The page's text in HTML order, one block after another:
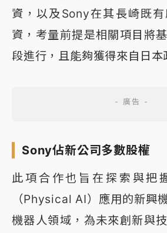
資，以及Sony在其長崎既
資，考量前提是相關項目將
段進行，且能夠獲得來自日本
Sony佔新公司多數股權
此項合作也旨在探索與把
（Physical AI）應用的新興
機器人領域，為未來創新與